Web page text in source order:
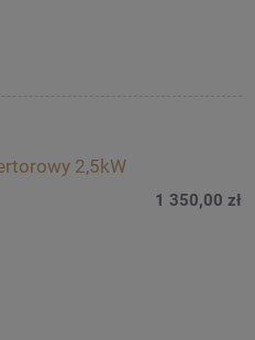
2,5kW
1 350,00 zł